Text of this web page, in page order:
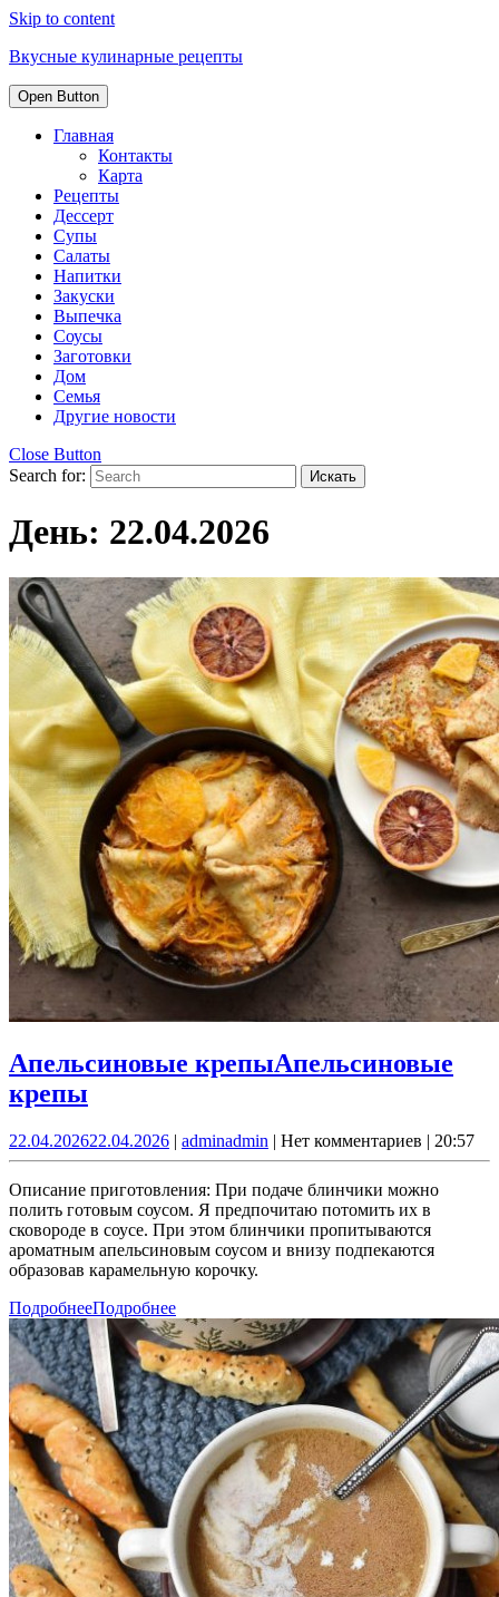
Skip to content
Вкусные кулинарные рецепты
Open Button
Главная
Контакты
Карта
Рецепты
Дессерт
Супы
Салаты
Напитки
Закуски
Выпечка
Соусы
Заготовки
Дом
Семья
Другие новости
Close Button
Search for:
День: 22.04.2026
Апельсиновые крепыАпельсиновые
крепы
22.04.202622.04.2026 | adminadmin | Нет комментариев | 20:57
Описание приготовления: При подаче блинчики можно
полить готовым соусом. Я предпочитаю потомить их в
сковороде в соусе. При этом блинчики пропитываются
ароматным апельсиновым соусом и внизу подпекаются
образовав карамельную корочку.
ПодробнееПодробнее